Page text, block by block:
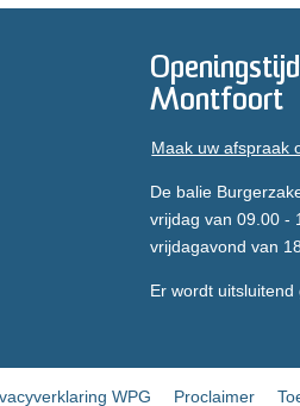
Montfoort
Maak uw afspraak
De balie
vrijdag van 09.00 -
vrijdagavond van
Er wordt uitsluitend
WPG Proclaimer